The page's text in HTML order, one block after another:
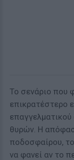
Το σενάριο που
επικρατέστερο
θυρών. Η
ποδοσφαίρου,
να φανεί αν το